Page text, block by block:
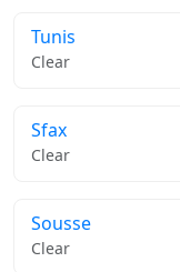
Tunis
Clear
Sfax
Clear
Sousse
Clear